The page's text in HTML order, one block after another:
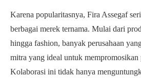
Karena popularitasnya, Fira Assegaf
berbagai merek ternama. Mulai dari
hingga fashion, banyak perusahaan
mitra yang ideal untuk mempromosikan
Kolaborasi ini tidak hanya